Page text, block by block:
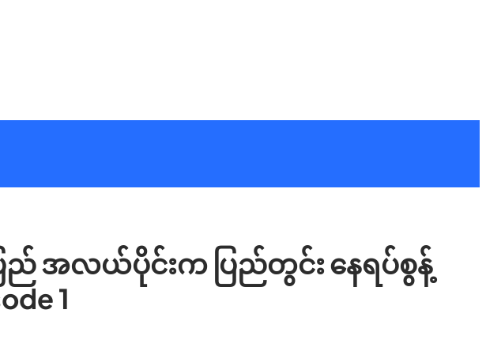
ပြည် အလယ်ပိုင်းက ပြည်တွင်း နေရပ်စွန့်
1